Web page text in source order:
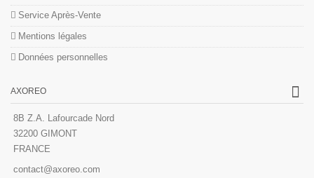
Service Après-Vente
Mentions légales
Données personnelles
AXOREO
8B Z.A. Lafourcade Nord
32200 GIMONT
FRANCE
contact@axoreo.com